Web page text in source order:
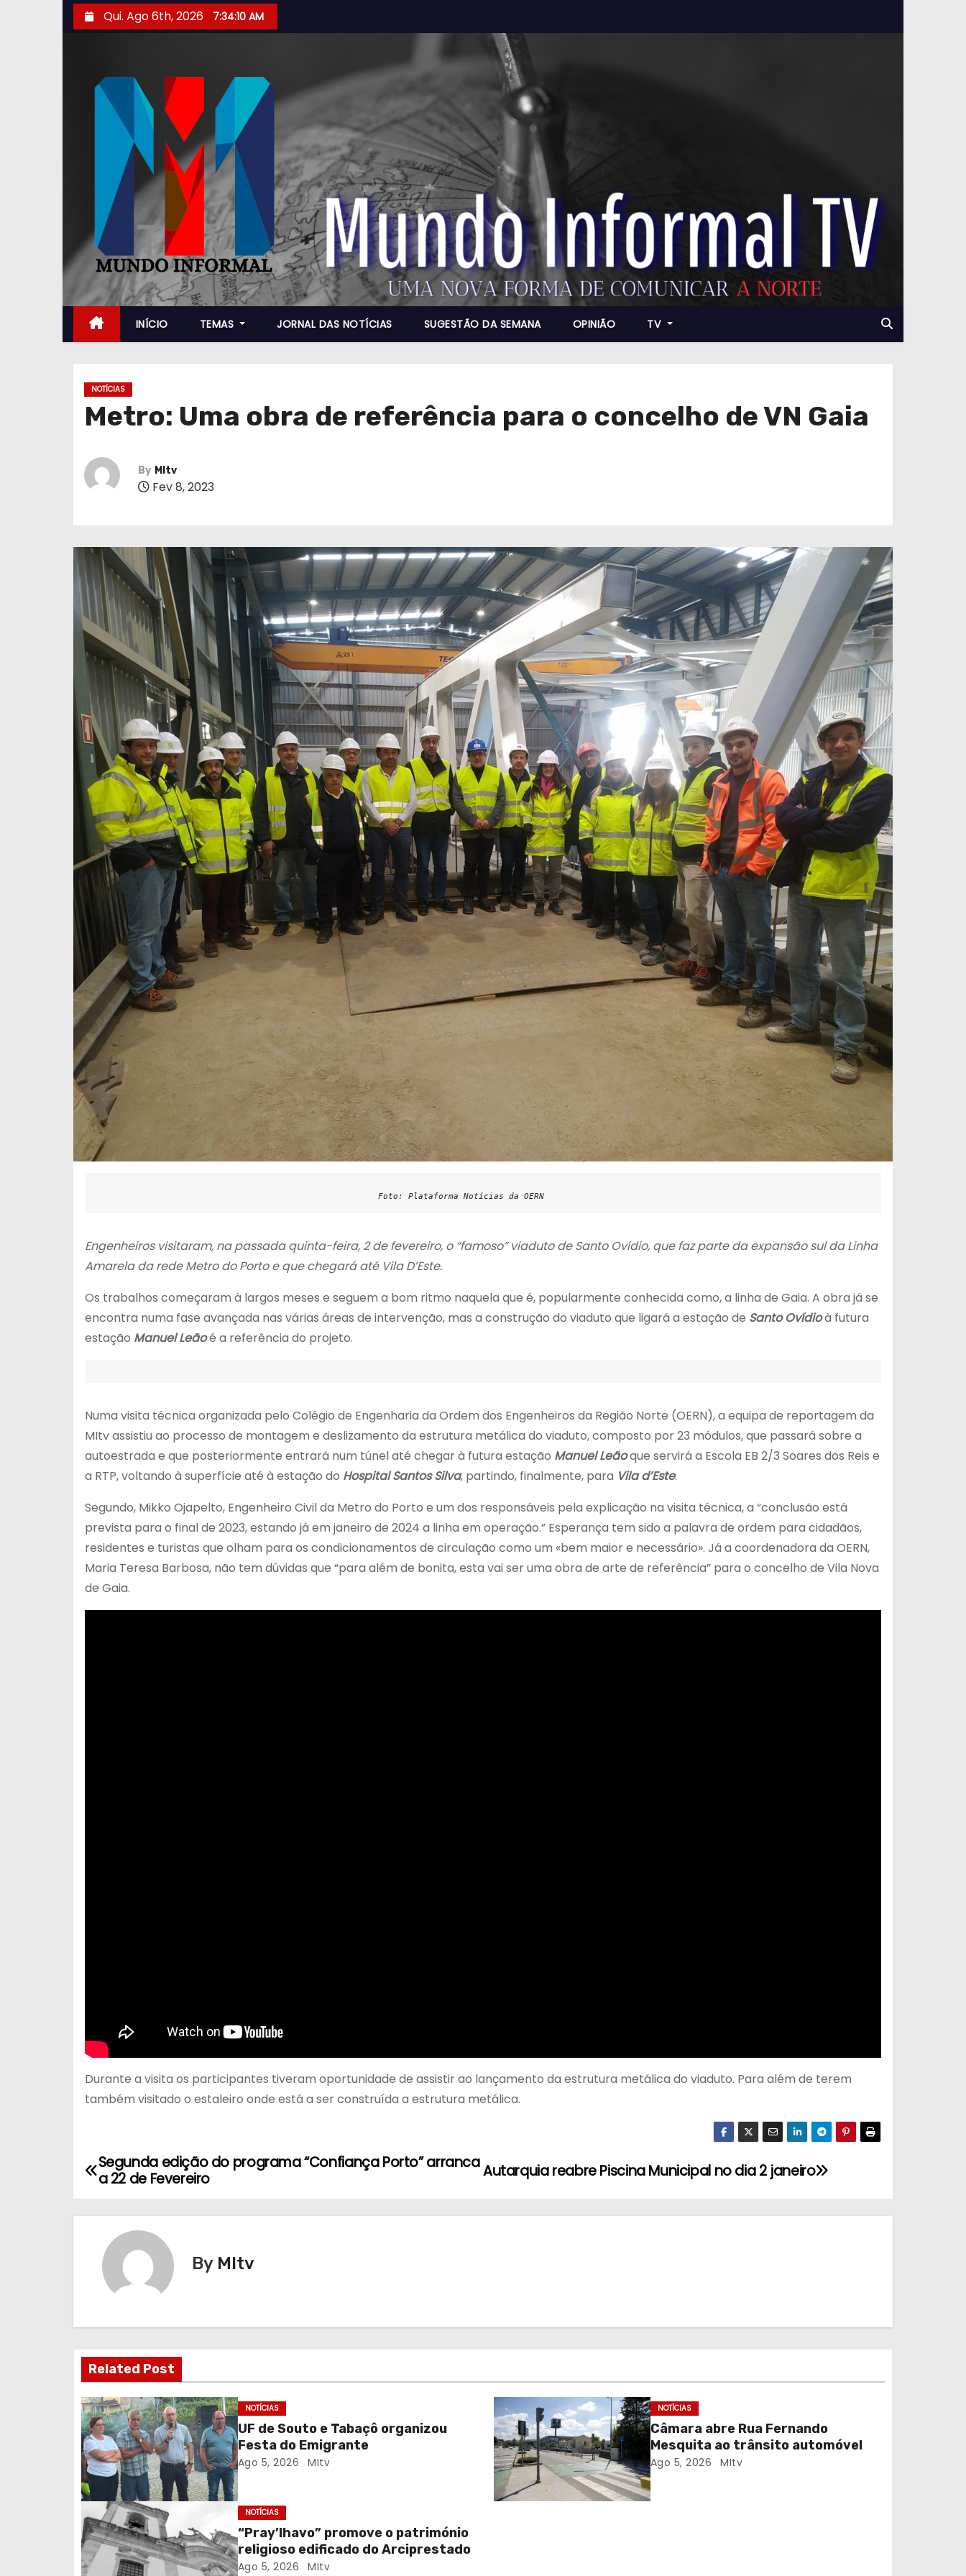
Qui. Ago 6th, 2026 7:34:11 AM
INÍCIO TEMAS JORNAL DAS NOTÍCIAS SUGESTÃO DA SEMANA OPINIÃO TV
NOTÍCIAS
Metro: Uma obra de referência para o concelho de VN Gaia
By MItv
Fev 8, 2023
Foto: Plataforma Notícias da OERN
Engenheiros visitaram, na passada quinta-feira, 2 de fevereiro, o “famoso” viaduto de Santo Ovídio, que faz parte da expansão sul da Linha
Amarela da rede Metro do Porto e que chegará até Vila D’Este.
Os trabalhos começaram à largos meses e seguem a bom ritmo naquela que é, popularmente conhecida como, a linha de Gaia. A obra já se
encontra numa fase avançada nas várias áreas de intervenção, mas a construção do viaduto que ligará a estação de Santo Ovídioà futura
estação Manuel Leãoé a referência do projeto.
Numa visita técnica organizada pelo Colégio de Engenharia da Ordem dos Engenheiros da Região Norte (OERN), a equipa de reportagem da
MItv assistiu ao processo de montagem e deslizamento da estrutura metálica do viaduto, composto por 23 módulos, que passará sobre a
autoestrada e que posteriormente entrará num túnel até chegar à futura estação Manuel Leãoque servirá a Escola EB 2/3 Soares dos Reis e
a RTP, voltando à superfície até à estação do Hospital Santos Silva, partindo, finalmente, para Vila d’Este.
Segundo, Mikko Ojapelto, Engenheiro Civil da Metro do Porto e um dos responsáveis pela explicação na visita técnica, a “conclusão está
prevista para o final de 2023, estando já em janeiro de 2024 a linha em operação.” Esperança tem sido a palavra de ordem para cidadãos,
residentes e turistas que olham para os condicionamentos de circulação como um «bem maior e necessário». Já a coordenadora da OERN,
Maria Teresa Barbosa, não tem dúvidas que “para além de bonita, esta vai ser uma obra de arte de referência” para o concelho de Vila Nova
de Gaia.
Durante a visita os participantes tiveram oportunidade de assistir ao lançamento da estrutura metálica do viaduto. Para além de terem
também visitado o estaleiro onde está a ser construída a estrutura metálica.
Autarquia reabre Piscina Municipal no dia 2 janeiro
Segunda edição do programa “Confiança Porto” arranca
a 22 de Fevereiro
By MItv
Related Post
NOTÍCIAS
UF de Souto e Tabaçô organizou
Festa do Emigrante
Ago 5, 2026 MItv
NOTÍCIAS
Câmara abre Rua Fernando
Mesquita ao trânsito automóvel
Ago 5, 2026 MItv
NOTÍCIAS
“Pray’lhavo” promove o património
religioso edificado do Arciprestado
Ago 5, 2026 MItv